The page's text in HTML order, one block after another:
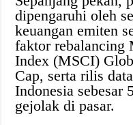
dipengaruhi oleh
keuangan emiten
faktor rebalancing
Index (MSCI)
Cap, serta rilis
Indonesia sebesar
gejolak di pasar.